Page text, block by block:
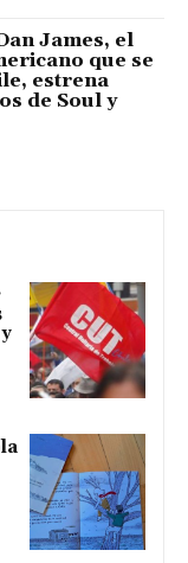
James, el
que se
estrena
de Soul y